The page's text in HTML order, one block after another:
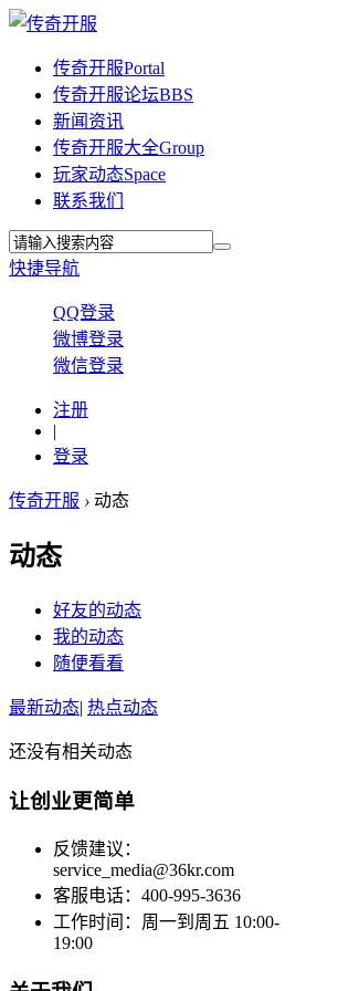
传奇开服Portal
传奇开服论坛BBS
新闻资讯
传奇开服大全Group
玩家动态Space
联系我们
快捷导航
QQ登录
微博登录
微信登录
注册
|
登录
传奇开服 › 动态
动态
好友的动态
我的动态
随便看看
最新动态| 热点动态
还没有相关动态
让创业更简单
反馈建议：
service_media@36kr.com
客服电话：400-995-3636
工作时间：周一到周五 10:00-
19:00